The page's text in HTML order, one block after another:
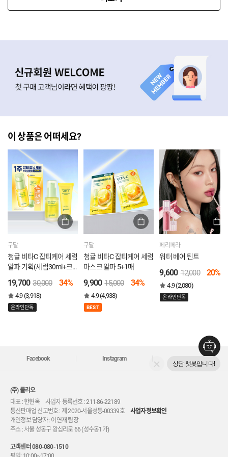
이 상품은 어떠세요?
구달
청귤 비타C 잡티케어 세럼
알파 기획(세럼30ml+크
19,700 30,000 34%
4.9 (3,918)
온라인단독
구달
청귤 비타C 잡티케어 세럼
마스크 알파 5+1매
9,900 15,000 34%
4.9 (4,938)
BEST
페리페라
워터 베어 틴트
9,600 12,000 20%
4.9 (2,080)
온라인단독
Facebook Instagram
(주) 클리오
대표 : 한현옥 사업자 등록번호 : 211-86-22189
통신판매업 신고번호 : 제 2020-서울성동-00339호사업자정보확인
개인정보 담당자 : 이연재 팀장
주소 : 서울 성동구 왕십리로 66 (성수동1가)
고객센터080-080-1510
상담 챗봇입니다!